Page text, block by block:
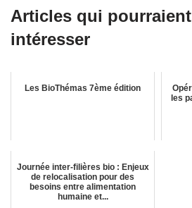
Articles qui
intéresser
Les BioThémas 7ème édition
les
Journée inter-filières bio : Enjeux
de relocalisation pour des
besoins entre alimentation
humaine et...